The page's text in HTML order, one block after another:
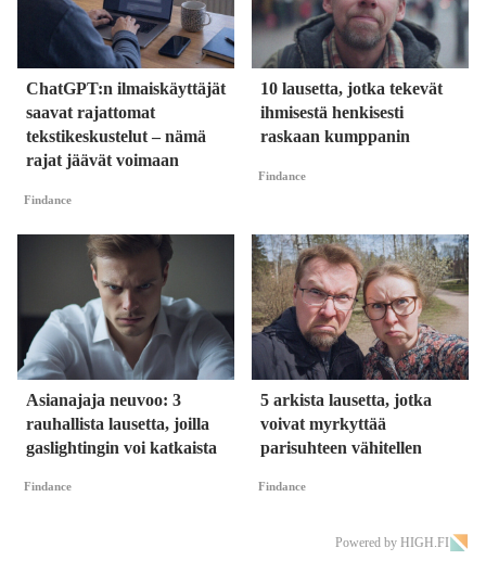
ChatGPT:n ilmaiskäyttäjät
saavat rajattomat
tekstikeskustelut – nämä
rajat jäävät voimaan
Findance
10 lausetta, jotka tekevät
ihmisestä henkisesti
raskaan kumppanin
Findance
Asianajaja neuvoo: 3
rauhallista lausetta, joilla
gaslightingin voi katkaista
Findance
5 arkista lausetta, jotka
voivat myrkyttää
parisuhteen vähitellen
Findance
Powered by HIGH.FI